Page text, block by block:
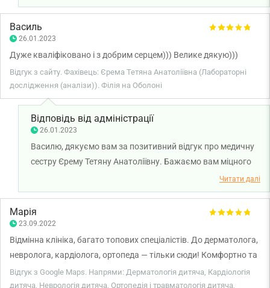
Василь
26.01.2023
Дуже кваліфіковано і з добрим серцем))) Велике дякую)))
Відгук з сайту. Фахівець: Єрема Тетяна Анатоліївна (Лабораторні
дослідження (аналізи)). Філія на Оболоні
Відповідь від адміністрації
26.01.2023
Василю, дякуємо вам за позитивний відгук про медичну
сестру Єрему Тетяну Анатоліївну. Бажаємо вам міцного
Читати далі
Марія
23.09.2022
Відмінна клініка, багато топових спеціалістів. До дерматолога,
невролога, кардіолога, ортопеда — тільки сюди! Комфортно та
приємно перебувати у клініці. Медсестри просто профі своєї
справи. У сина раніше були втрати свідомості при заборі крові,
Відгук з Google Maps. Напрями: Дерматологія дитяча, Кардіологія
дитяча, Неврологія дитяча, Ортопедія і травматологія дитяча,